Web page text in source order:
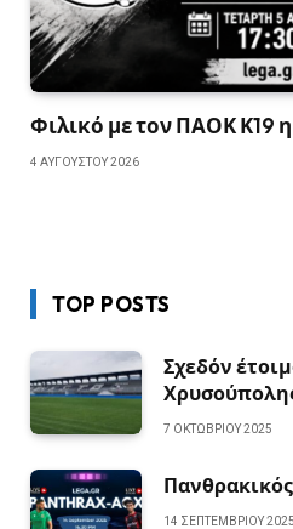
Φιλικό με τον ΠΑΟΚ Κ19
4 ΑΥΓΟΎΣΤΟΥ 2026
TOP POSTS
Σχεδόν
7 ΟΚΤΩΒΡΊΟΥ 2025
14 ΣΕΠΤΕΜΒΡΊΟΥ 2025